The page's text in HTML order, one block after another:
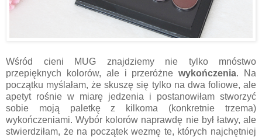
Wśród cieni MUG znajdziemy nie tylko mnóstwo
przepięknych kolorów, ale i przeróżnewykończenia. Na
początku myślałam, że skuszę się tylko na dwa foliowe, ale
apetyt rośnie w miarę jedzenia i postanowiłam stworzyć
sobie moją paletkę z kilkoma (konkretnie trzema)
wykończeniami. Wybór kolorów naprawdę nie był łatwy, ale
stwierdziłam, że na początek wezmę te, których najchętniej